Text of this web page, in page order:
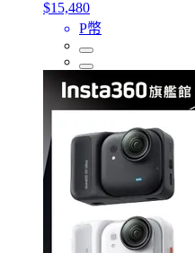
$15,480
P幣